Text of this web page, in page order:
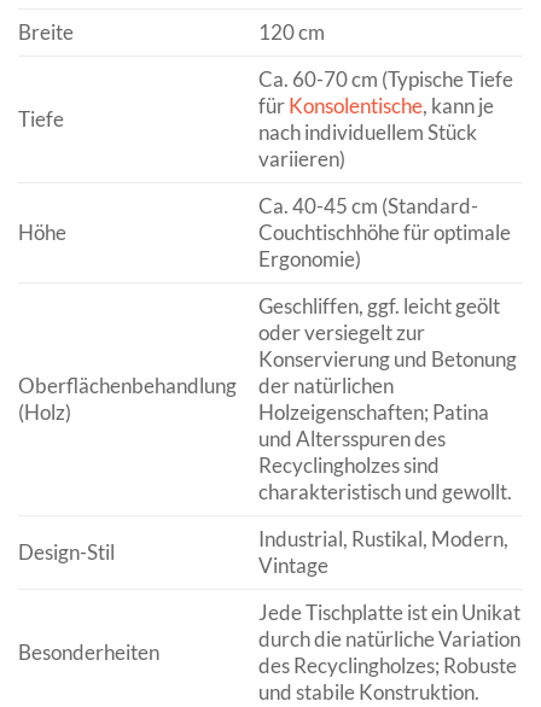
Breite
120 cm
Tiefe
Ca. 60-70 cm (Typische Tiefe
fürKonsolentische, kann je
nach individuellem Stück
variieren)
Höhe
Ca. 40-45 cm (Standard-
Couchtischhöhe für optimale
Ergonomie)
Oberflächenbehandlung
(Holz)
Geschliffen, ggf. leicht geölt
oder versiegelt zur
Konservierung und Betonung
der natürlichen
Holzeigenschaften; Patina
und Altersspuren des
Recyclingholzes sind
charakteristisch und gewollt.
Design-Stil
Industrial, Rustikal, Modern,
Vintage
Besonderheiten
Jede Tischplatte ist ein Unikat
durch die natürliche Variation
des Recyclingholzes; Robuste
und stabile Konstruktion.